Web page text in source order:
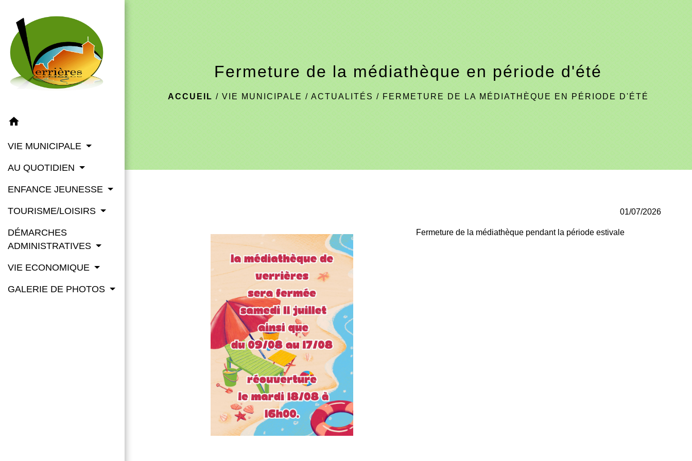
home
VIE MUNICIPALE
AU QUOTIDIEN
ENFANCE JEUNESSE
TOURISME/LOISIRS
DÉMARCHES
ADMINISTRATIVES
VIE ECONOMIQUE
GALERIE DE PHOTOS
Fermeture de la médiathèque en période d'été
ACCUEIL / VIE MUNICIPALE / ACTUALITÉS / FERMETURE DE LA MÉDIATHÈQUE EN PÉRIODE D'ÉTÉ
01/07/2026
Fermeture de la médiathèque pendant la période estivale